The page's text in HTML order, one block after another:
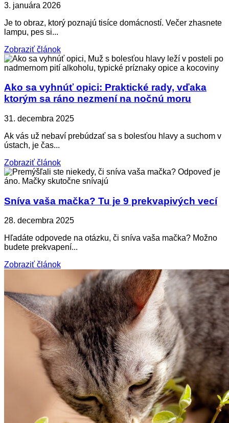
3. januára 2026
Je to obraz, ktorý poznajú tisíce domácností. Večer zhasnete
lampu, pes si...
Zobraziť článok
Ako sa vyhnúť opici: Praktické rady, vďaka
ktorým sa ráno nezmení na nočnú moru
31. decembra 2025
Ak vás už nebaví prebúdzať sa s bolesťou hlavy a suchom v
ústach, je čas...
Zobraziť článok
Sníva vaša mačka? Tu je 9 prekvapivých vecí
28. decembra 2025
Hľadáte odpovede na otázku, či sníva vaša mačka? Možno
budete prekvapení...
Zobraziť článok